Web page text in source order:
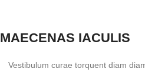
MAECENAS IACULIS
Vestibulum curae torquent diam